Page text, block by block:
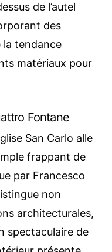
de l’autel
des
la tendance
matériaux pour
Fontane
San Carlo alle
frappant de
par Francesco
non
architecturales,
spectaculaire de